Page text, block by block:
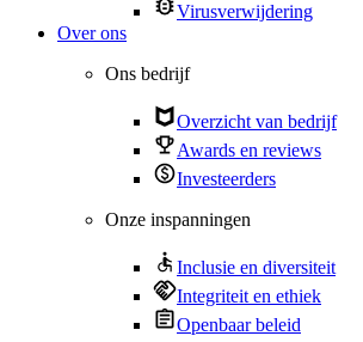
Virusverwijdering
Over ons
Ons bedrijf
Overzicht van bedrijf
Awards en reviews
Investeerders
Onze inspanningen
Inclusie en diversiteit
Integriteit en ethiek
Openbaar beleid